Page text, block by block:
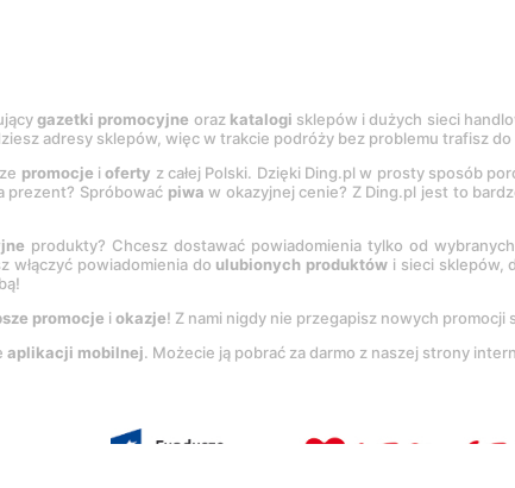
gazetki promocyjne oraz katalogi sklepów i dużych sieci
adresy sklepów, więc w trakcie podróży bez problemu trafisz
promocje ioferty z całej Polski. Dzięki Ding.pl w prosty sposób
prezent? Spróbować piwa w okazyjnej cenie? Z Ding.pl jest to
produkty? Chcesz dostawać powiadomienia tylko od
włączyć powiadomienia do ulubionych produktów i sieci sklepów,
promocje i okazje! Z nami nigdy nie przegapisz nowych promocji
aplikacji mobilnej. Możecie ją pobrać za darmo z naszej strony